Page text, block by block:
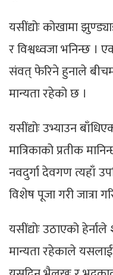
यसींद्योः कोखामा
र विश्वध्वजा भनिन्छ ।
संवत् फेरिने हुनाले
मान्यता रहेको छ ।
यसींद्योः उभ्याउन
मात्रिकाको प्रतीक
नवदुर्गा देवगण त्यहाँ
विशेष पूजा गरी जात्रा
यसींद्योः उठाएको
मान्यता रहेकाले यसलाई